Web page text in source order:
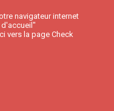
navigateur internet
vers la page Check